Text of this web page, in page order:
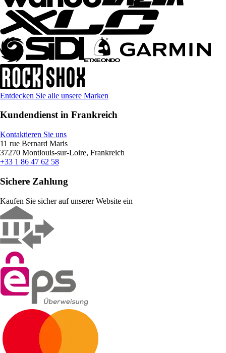
Entdecken Sie alle unsere Marken
Kundendienst in Frankreich
Kontaktieren Sie uns
11 rue Bernard Maris
37270 Montlouis-sur-Loire, Frankreich
+33 1 86 47 62 58
Sichere Zahlung
Kaufen Sie sicher auf unserer Website ein